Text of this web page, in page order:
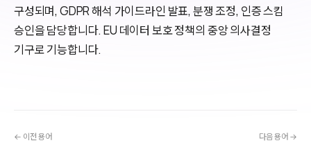
구성되며, GDPR 해석 가이드라인 발표, 분쟁 조정, 인증 스킴
승인을 담당합니다. EU 데이터 보호 정책의 중앙 의사결정
기구로 기능합니다.
← 이전 용어 다음 용어 →